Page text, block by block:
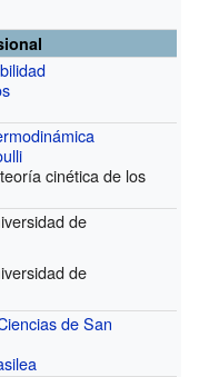
cinética de los
de
de
de San